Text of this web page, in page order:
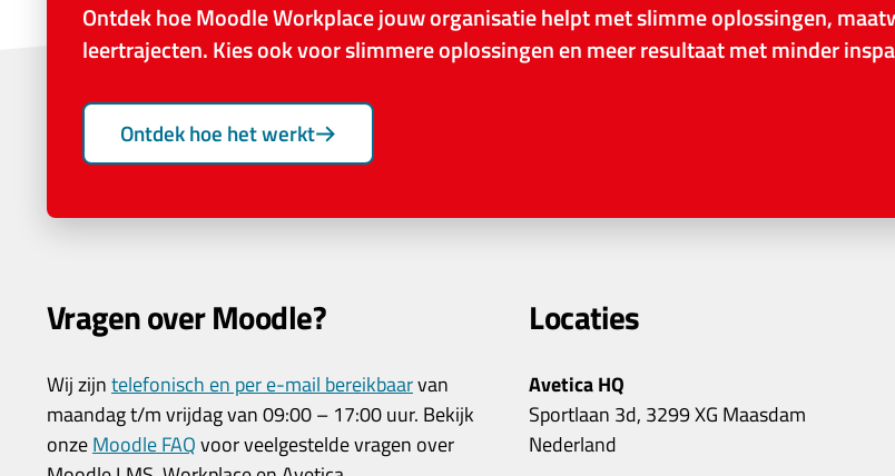
Ontdek hoe Moodle Workplace jouw organisatie helpt met slimme oplossingen,
leertrajecten. Kies ook voor slimmere oplossingen en meer resultaat met minder
Ontdek hoe het werkt
Vragen over Moodle?
Wij zijntelefonisch en per e-mail bereikbaarvan
maandag t/m vrijdag van 09:00 – 17:00 uur. Bekijk
onzeMoodle FAQvoor veelgestelde vragen over
Locaties
Avetica HQ
Sportlaan 3d, 3299 XG Maasdam
Nederland